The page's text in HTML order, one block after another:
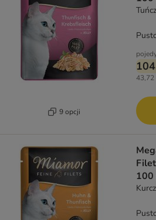
9 opcji
43,72
100